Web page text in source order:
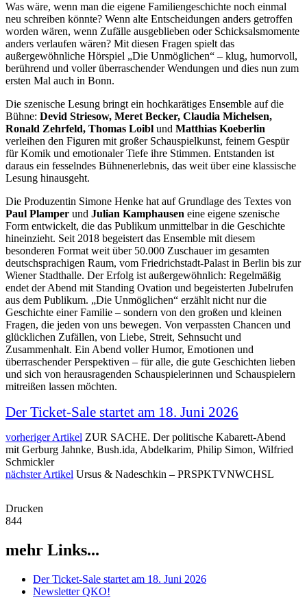
Was wäre, wenn man die eigene Familiengeschichte noch einmal
neu schreiben könnte? Wenn alte Entscheidungen anders getroffen
worden wären, wenn Zufälle ausgeblieben oder Schicksalsmomente
anders verlaufen wären? Mit diesen Fragen spielt das
außergewöhnliche Hörspiel „Die Unmöglichen“ – klug, humorvoll,
berührend und voller überraschender Wendungen und dies nun zum
ersten Mal auch in Bonn.
Die szenische Lesung bringt ein hochkarätiges Ensemble auf die
Bühne: Devid Striesow, Meret Becker, Claudia Michelsen,
Ronald Zehrfeld, Thomas Loibl und Matthias Koeberlin
verleihen den Figuren mit großer Schauspielkunst, feinem Gespür
für Komik und emotionaler Tiefe ihre Stimmen. Entstanden ist
daraus ein fesselndes Bühnenerlebnis, das weit über eine klassische
Lesung hinausgeht.
Die Produzentin Simone Henke hat auf Grundlage des Textes von
Paul Plamper und Julian Kamphausen eine eigene szenische
Form entwickelt, die das Publikum unmittelbar in die Geschichte
hineinzieht. Seit 2018 begeistert das Ensemble mit diesem
besonderen Format weit über 50.000 Zuschauer im gesamten
deutschsprachigen Raum, vom Friedrichstadt-Palast in Berlin bis zur
Wiener Stadthalle. Der Erfolg ist außergewöhnlich: Regelmäßig
endet der Abend mit Standing Ovation und begeisterten Jubelrufen
aus dem Publikum. „Die Unmöglichen“ erzählt nicht nur die
Geschichte einer Familie – sondern von den großen und kleinen
Fragen, die jeden von uns bewegen. Von verpassten Chancen und
glücklichen Zufällen, von Liebe, Streit, Sehnsucht und
Zusammenhalt. Ein Abend voller Humor, Emotionen und
überraschender Perspektiven – für alle, die gute Geschichten lieben
und sich von herausragenden Schauspielerinnen und Schauspielern
mitreißen lassen möchten.
Der Ticket-Sale startet am 18. Juni 2026
vorheriger Artikel ZUR SACHE. Der politische Kabarett-Abend
mit Gerburg Jahnke, Bush.ida, Abdelkarim, Philip Simon, Wilfried
Schmickler
nächster Artikel Ursus & Nadeschkin – PRSPKTVNWCHSL
Drucken
844
mehr Links...
Der Ticket-Sale startet am 18. Juni 2026
Newsletter QKO!